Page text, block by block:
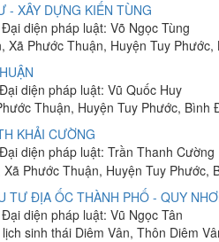
- XÂY DỰNG KIẾN TÙNG
diện pháp luật: Võ Ngọc Tùng
Xã Phước Thuận, Huyện Tuy Phước,
diện pháp luật: Vũ Quốc Huy
Thuận, Huyện Tuy Phước, Bình
KHẢI CƯỜNG
diện pháp luật: Trần Thanh Cường
Phước Thuận, Huyện Tuy Phước,
TƯ ĐỊA ỐC THÀNH PHỐ - QUY
diện pháp luật: Vũ Ngọc Tân
sinh thái Diêm Vân, Thôn Diêm